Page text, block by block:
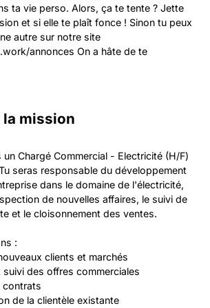
ta vie perso. Alors, ça te tente ? Jette
et si elle te plaît fonce ! Sinon tu peux
autre sur notre site
annonces On a hâte de te
la mission
Chargé Commercial - Electricité (H/F)
seras responsable du développement
dans le domaine de l'électricité,
de nouvelles affaires, le suivi de
et le cloisonnement des ventes.
:
clients et marchés
des offres commerciales
contrats
de la clientèle existante